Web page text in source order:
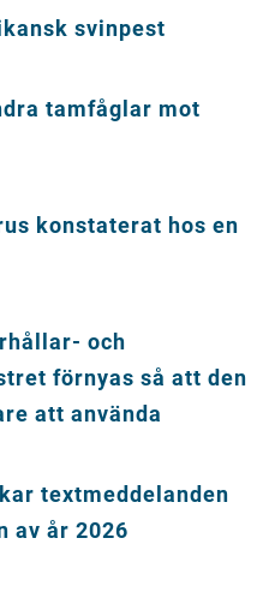
svinpest
tamfåglar mot
konstaterat hos en
och
förnyas så att den
att använda
textmeddelanden
av år 2026